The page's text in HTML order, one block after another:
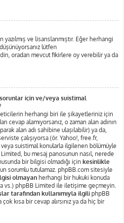
yazılmış ve lisanslanmıştır. Eğer herhangi
lütfen
oradan mevcut fikirlere oy verebilir ya da
için ve/veya suistimal
herhangi biri ile şikayetleriniz için
cevap alamıyorsanız, o zaman alan adının
alan adı sahibine ulaşılabilir) ya da,
çalışıyorsa (ör. Yahoo!, free.fr,
suistimal konularla ilgilenen bölümüyle
bu mesaj panosunun nasıl, nerede
bir bilgisi olmadığı için kesinlikle
sorumlu tutulamaz. phpBB.com sitesiyle
olmayan herhangi bir hukuki konuda
vs.) phpBB Limited ile iletişime geçmeyin.
tarafından kullanımıyla ilgili phpBB
kısa bir cevap alırsınız ya da hiç bir